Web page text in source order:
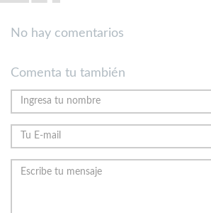
No hay comentarios
Comenta tu también